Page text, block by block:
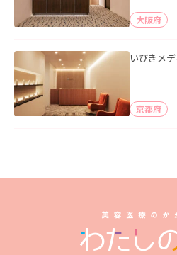
大阪府
いびきメ
京都府